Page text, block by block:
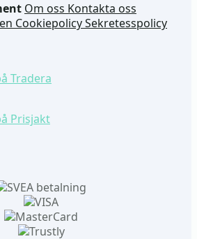
Om oss Kontakta oss
CookiepolicySekretesspolicy
Tradera
Prisjakt